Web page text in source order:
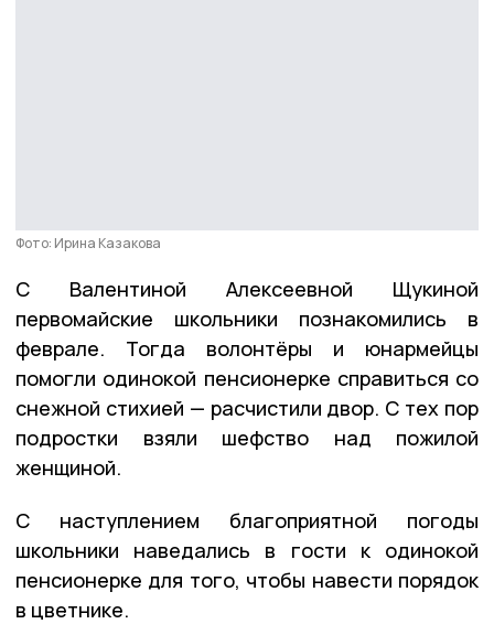
Фото: Ирина Казакова
С Валентиной Алексеевной Щукиной
первомайские школьники познакомились в
феврале. Тогда волонтёры и юнармейцы
помогли одинокой пенсионерке справиться со
снежной стихией — расчистили двор. С тех пор
подростки взяли шефство над пожилой
женщиной.
С наступлением благоприятной погоды
школьники наведались в гости к одинокой
пенсионерке для того, чтобы навести порядок
в цветнике.